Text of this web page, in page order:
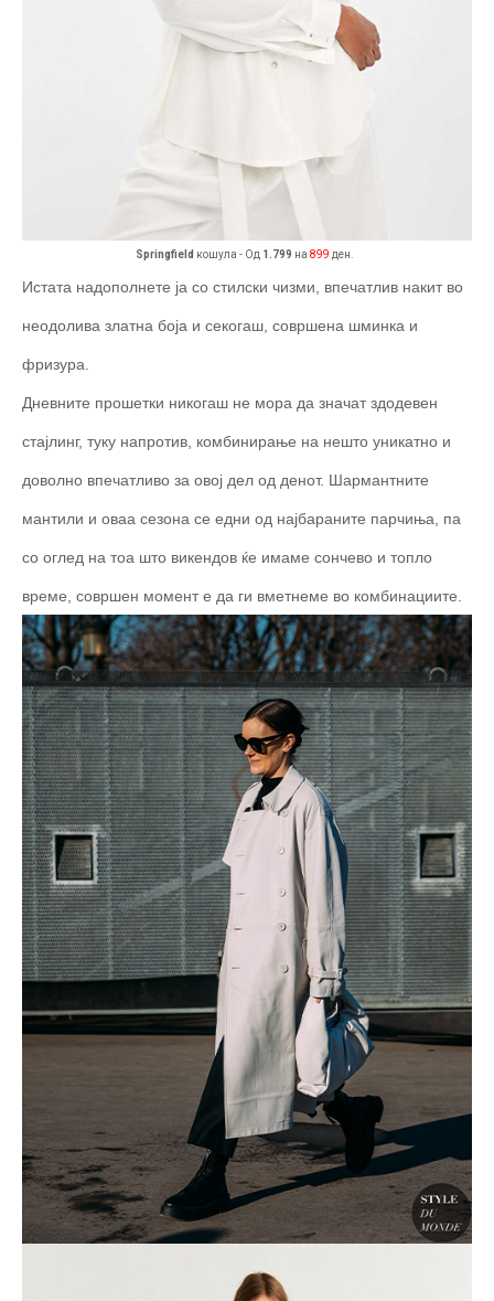
Springfield кошула - Од 1.799 на 899 ден.
Истата надополнете ја со стилски чизми, впечатлив накит во
неодолива златна боја и секогаш, совршена шминка и
фризура.
Дневните прошетки никогаш не мора да значат здодевен
стајлинг, туку напротив, комбинирање на нешто уникатно и
доволно впечатливо за овој дел од денот. Шармантните
мантили и оваа сезона се едни од најбараните парчиња, па
со оглед на тоа што викендов ќе имаме сончево и топло
време, совршен момент е да ги вметнеме во комбинациите.